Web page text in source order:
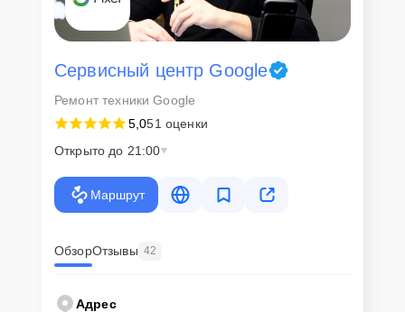
Сервисный центр Google
Ремонт техники Google
5,051 оценки
Открыто до 21:00
Маршрут
ОбзорОтзывы 42
Адрес